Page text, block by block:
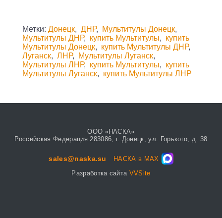
Метки: Донецк, ДНР, Мультитулы Донецк,
Мультитулы ДНР, купить Мультитулы, купить
Мультитулы Донецк, купить Мультитулы ДНР,
Луганск, ЛНР, Мультитулы Луганск,
Мультитулы ЛНР, купить Мультитулы, купить
Мультитулы Луганск, купить Мультитулы ЛНР
ООО «НАСКА»
Российская Федерация 283086, г. Донецк, ул. Горького, д. 38
sales@naska.su
НАСКА в MAX
Разработка сайта VVSite